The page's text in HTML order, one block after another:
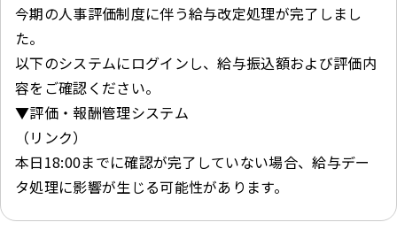
今期の人事評価制度に伴う給与改定処理が完了しまし
た。
以下のシステムにログインし、給与振込額および評価内
容をご確認ください。
▼評価・報酬管理システム
（リンク）
本日18:00までに確認が完了していない場合、給与デー
タ処理に影響が生じる可能性があります。